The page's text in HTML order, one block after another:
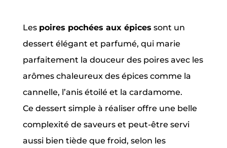
Les poires pochées aux épices sont un
dessert élégant et parfumé, qui marie
parfaitement la douceur des poires avec les
arômes chaleureux des épices comme la
cannelle, l’anis étoilé et la cardamome.
Ce dessert simple à réaliser offre une belle
complexité de saveurs et peut-être servi
aussi bien tiède que froid, selon les